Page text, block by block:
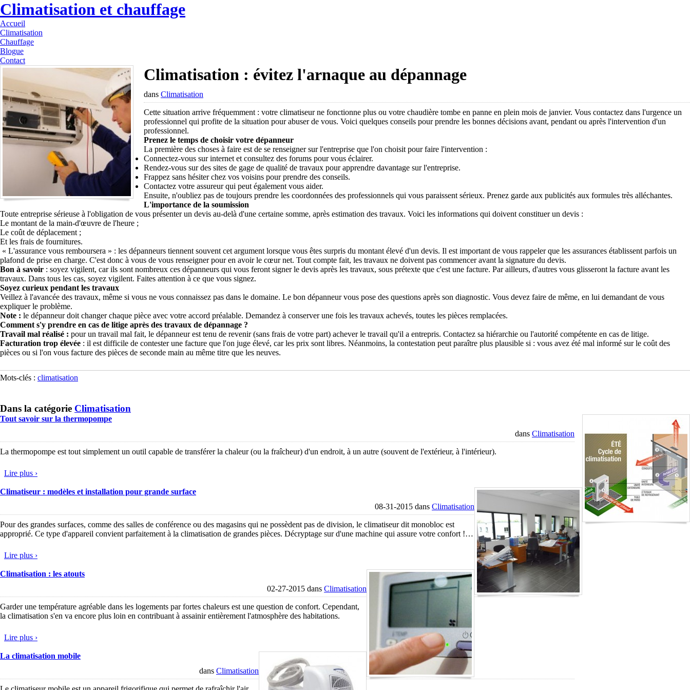
Climatisation et chauffage
Accueil
Climatisation
Chauffage
Blogue
Contact
Climatisation : évitez l'arnaque au dépannage
dans Climatisation
Cette situation arrive fréquemment : votre climatiseur ne fonctionne plus ou votre chaudière tombe en panne en plein mois de janvier. Vous contactez dans l'urgence un
professionnel qui profite de la situation pour abuser de vous. Voici quelques conseils pour prendre les bonnes décisions avant, pendant ou après l'intervention d'un
professionnel.
Prenez le temps de choisir votre dépanneur
La première des choses à faire est de se renseigner sur l'entreprise que l'on choisit pour faire l'intervention :
Connectez-vous sur internet et consultez des forums pour vous éclairer.
Rendez-vous sur des sites de gage de qualité de travaux pour apprendre davantage sur l'entreprise.
Frappez sans hésiter chez vos voisins pour prendre des conseils.
Contactez votre assureur qui peut également vous aider.
Ensuite, n'oubliez pas de toujours prendre les coordonnées des professionnels qui vous paraissent sérieux. Prenez garde aux publicités aux formules très alléchantes.
L'importance de la soumission
Toute entreprise sérieuse à l'obligation de vous présenter un devis au-delà d'une certaine somme, après estimation des travaux. Voici les informations qui doivent constituer un devis :
Le montant de la main-d'œuvre de l'heure ;
Le coût de déplacement ;
Et les frais de fournitures.
« L'assurance vous remboursera » : les dépanneurs tiennent souvent cet argument lorsque vous êtes surpris du montant élevé d'un devis. Il est important de vous rappeler que les assurances établissent parfois un
plafond de prise en charge. C'est donc à vous de vous renseigner pour en avoir le cœur net. Tout compte fait, les travaux ne doivent pas commencer avant la signature du devis.
Bon à savoir : soyez vigilent, car ils sont nombreux ces dépanneurs qui vous feront signer le devis après les travaux, sous prétexte que c'est une facture. Par ailleurs, d'autres vous glisseront la facture avant les
travaux. Dans tous les cas, soyez vigilent. Faites attention à ce que vous signez.
Soyez curieux pendant les travaux
Veillez à l'avancée des travaux, même si vous ne vous connaissez pas dans le domaine. Le bon dépanneur vous pose des questions après son diagnostic. Vous devez faire de même, en lui demandant de vous
expliquer le problème.
Note : le dépanneur doit changer chaque pièce avec votre accord préalable. Demandez à conserver une fois les travaux achevés, toutes les pièces remplacées.
Comment s'y prendre en cas de litige après des travaux de dépannage ?
Travail mal réalisé : pour un travail mal fait, le dépanneur est tenu de revenir (sans frais de votre part) achever le travail qu'il a entrepris. Contactez sa hiérarchie ou l'autorité compétente en cas de litige.
Facturation trop élevée : il est difficile de contester une facture que l'on juge élevé, car les prix sont libres. Néanmoins, la contestation peut paraître plus plausible si : vous avez été mal informé sur le coût des
pièces ou si l'on vous facture des pièces de seconde main au même titre que les neuves.
Mots-clés : climatisation
Dans la catégorie Climatisation
Tout savoir sur la thermopompe
dans Climatisation
La thermopompe est tout simplement un outil capable de transférer la chaleur (ou la fraîcheur) d'un endroit, à un autre (souvent de l'extérieur, à l'intérieur).
Lire plus ›
Climatiseur : modèles et installation pour grande surface
08-31-2015 dans Climatisation
Pour des grandes surfaces, comme des salles de conférence ou des magasins qui ne possèdent pas de division, le climatiseur dit monobloc est
approprié. Ce type d'appareil convient parfaitement à la climatisation de grandes pièces. Décryptage sur d'une machine qui assure votre confort !…
Lire plus ›
Climatisation : les atouts
02-27-2015 dans Climatisation
Garder une température agréable dans les logements par fortes chaleurs est une question de confort. Cependant,
la climatisation s'en va encore plus loin en contribuant à assainir entièrement l'atmosphère des habitations.
Lire plus ›
La climatisation mobile
dans Climatisation